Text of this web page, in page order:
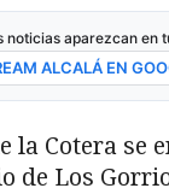
noticias aparezcan en
ALCALÁ EN
la Cotera se
de Los